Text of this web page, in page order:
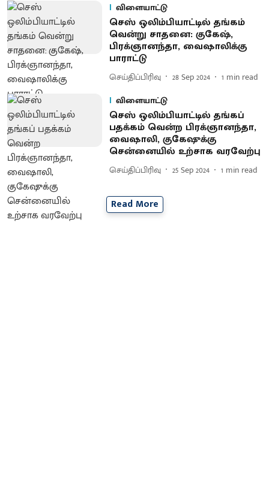
விளையாட்டு
செஸ் ஒலிம்பியாட்டில் தங்கம்
வென்று சாதனை: குகேஷ்,
பிரக்ஞானந்தா, வைஷாலிக்கு
பாராட்டு
செய்திப்பிரிவு 28 Sep 2024 1 min read
விளையாட்டு
செஸ் ஒலிம்பியாட்டில் தங்கப்
பதக்கம் வென்ற பிரக்ஞானந்தா,
வைஷாலி, குகேஷுக்கு
சென்னையில் உற்சாக வரவேற்பு
செய்திப்பிரிவு 25 Sep 2024 1 min read
Read More